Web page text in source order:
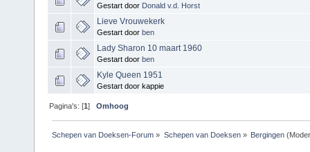
Gestart door Donald v.d. Horst
Lieve Vrouwekerk
Gestart door ben
Lady Sharon 10 maart 1960
Gestart door ben
Kyle Queen 1951
Gestart door kappie
Pagina's: [1]Omhoog
Schepen van Doeksen-Forum » Schepen van Doeksen» Bergingen